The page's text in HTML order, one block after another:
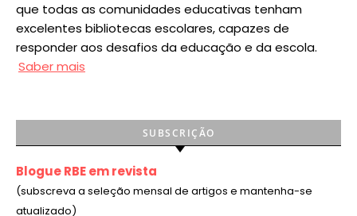
que todas as comunidades educativas tenham
excelentes bibliotecas escolares, capazes de
responder aos desafios da educação e da escola.
Saber mais
SUBSCRIÇÃO
Blogue RBE em revista
(subscreva a seleção mensal de artigos e mantenha-se
atualizado)